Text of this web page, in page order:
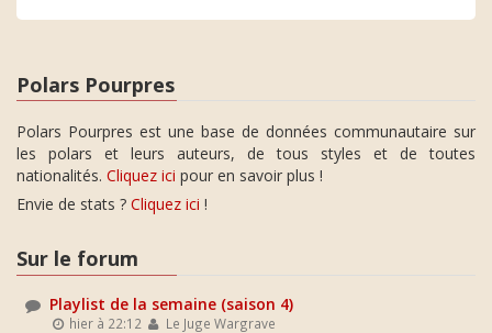
Polars Pourpres
Polars Pourpres est une base de données communautaire sur
les polars et leurs auteurs, de tous styles et de toutes
nationalités. Cliquez ici pour en savoir plus !
Envie de stats ? Cliquez ici !
Sur le forum
Playlist de la semaine (saison 4)
hier à 22:12 Le Juge Wargrave